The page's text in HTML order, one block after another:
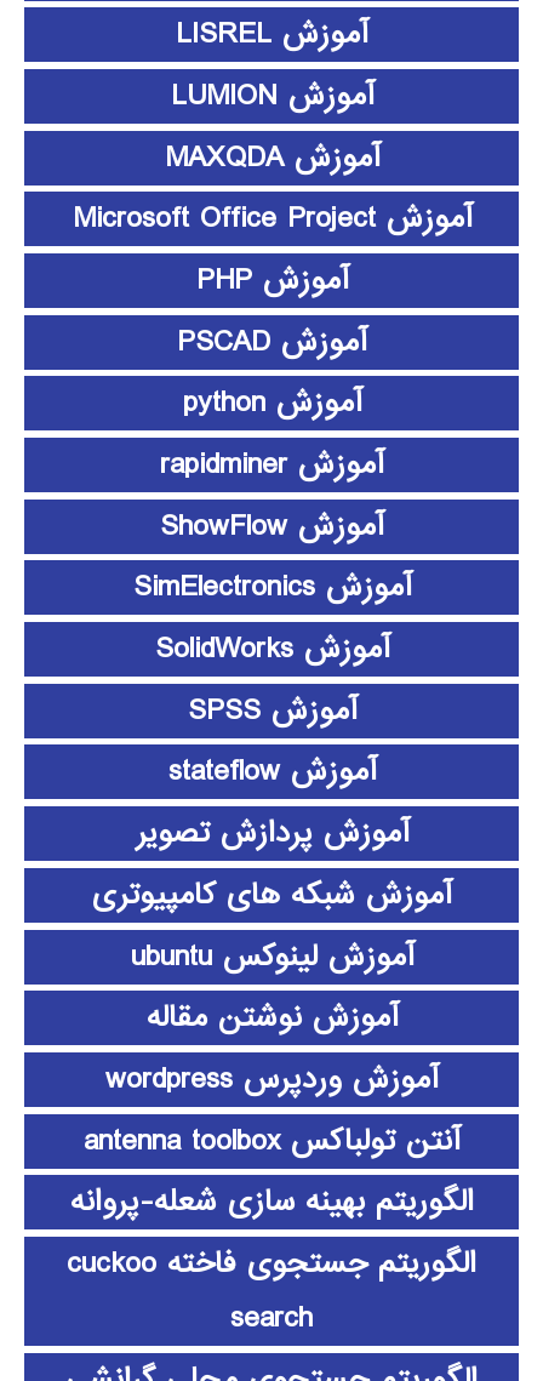
آموزش LISREL
آموزش LUMION
آموزش MAXQDA
آموزش Microsoft Office Project
آموزش PHP
آموزش PSCAD
آموزش python
آموزش rapidminer
آموزش ShowFlow
آموزش SimElectronics
آموزش SolidWorks
آموزش SPSS
آموزش stateflow
آموزش پردازش تصویر
آموزش شبکه های کامپیوتری
آموزش لینوکس ubuntu
آموزش نوشتن مقاله
آموزش وردپرس wordpress
آنتن تولباکس antenna toolbox
الگوریتم بهینه سازی شعله-پروانه
الگوریتم جستجوی فاخته cuckoo
search